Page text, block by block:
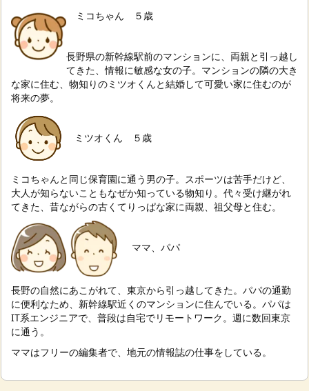
ミコちゃん ５歳
長野県の新幹線駅前のマンションに、両親と引っ越し
てきた、情報に敏感な女の子。 マンションの隣の大き
な家に住む、物知りのミツオくんと結婚して可愛い家に住むのが
将来の夢。
ミツオくん ５歳
ミコちゃんと同じ保育園に通う男の子。スポーツは苦手だけど、
大人が知らないこともなぜか知っている物知り。代々受け継がれ
てきた、昔ながらの古くてりっぱな家に両親、祖父母と住む。
ママ、パパ
長野の自然にあこがれて、東京から引っ越してきた。パパの通勤
に便利なため、新幹線駅近くのマンションに住んでいる。パパは
IT系エンジニアで、普段は自宅でリモートワーク。週に数回東京
に通う。
ママはフリーの編集者で、地元の情報誌の仕事をしている。